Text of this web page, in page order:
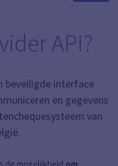
API?
beveiligde interface
en gegevens
van